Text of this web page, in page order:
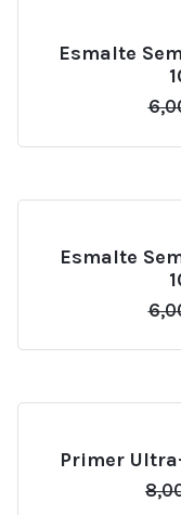
Esmalte
Esmalte
Primer